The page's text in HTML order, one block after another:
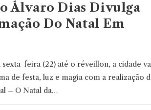
Álvaro Dias Divulga
Do Natal Em
feira (22) até o réveillon, a cidade
de festa, luz e magia com a realização
– O Natal da…